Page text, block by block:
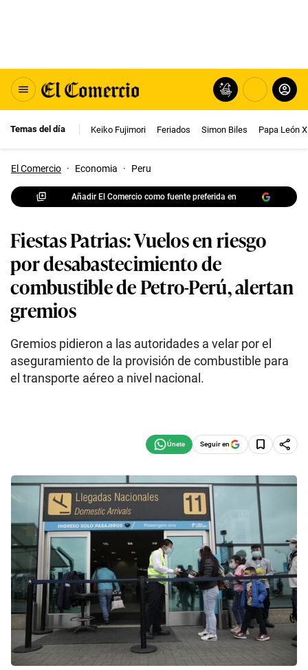
Temas del día Keiko Fujimori Feriados Simon Biles Papa León
El Comercio · Economia · Peru
Añadir El Comercio como fuente preferida en
Fiestas Patrias: Vuelos en riesgo
por desabastecimiento de
combustible de Petro-Perú, alertan
gremios
Gremios pidieron a las autoridades a velar por el
aseguramiento de la provisión de combustible para
el transporte aéreo a nivel nacional.
Seguir en